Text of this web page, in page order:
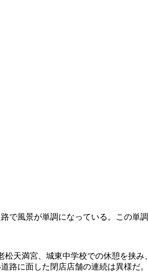
で風景が単調になっている。この単
松天満宮、城東中学校での休憩を挟
路に面した閉店店舗の連続は異様だ。